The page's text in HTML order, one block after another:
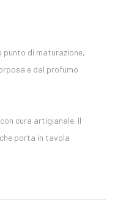
punto di maturazione,
e dal profumo
cura artigianale. Il
porta in tavola